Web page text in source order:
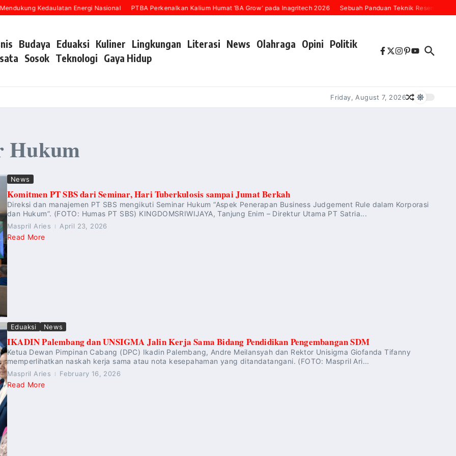
Kedaulatan Energi Nasional PTBA Perkenalkan Kalium Humat ‘BA Grow’ pada Inagritech 2026 Sebuah Panduan Teknik Resensi
Budaya Eduaksi Kuliner Lingkungan Literasi News Olahraga Opini Politik
Sosok Teknologi Gaya Hidup
Friday, August 7, 2026
Hukum
News
Komitmen PT SBS dari Seminar, Hari Tuberkulosis sampai Jumat Berkah
Direksi dan manajemen PT SBS mengikuti Seminar Hukum “Aspek Penerapan Business Judgement Rule dalam Korporasi
dan Hukum”. (FOTO: Humas PT SBS) KINGDOMSRIWIJAYA, Tanjung Enim – Direktur Utama PT Satria...
Maspril Aries April 23, 2026
Read More
Eduaksi News
IKADIN Palembang dan UNSIGMA Jalin Kerja Sama Bidang Pendidikan Pengembangan SDM
Ketua Dewan Pimpinan Cabang (DPC) Ikadin Palembang, Andre Meilansyah dan Rektor Unisigma Giofanda Tifanny
memperlihatkan naskah kerja sama atau nota kesepahaman yang ditandatangani. (FOTO: Maspril Ari...
Maspril Aries February 16, 2026
Read More